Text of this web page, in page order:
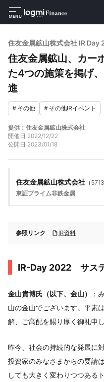
MENU
住友金属鉱山株式会社 IR Day
住友金属鉱山、カー
た4つの施策を掲げ
進
# その他 # その他IRイベント
提供：住友金属鉱山株式会社
開催日 2022/12/22
公開日 2023/01/18
住友金属鉱山株式会社 （ 5713
東証プライム非鉄金属
参照リンク IR資料
IR-Day 2022 サス
金山貴博氏（以下、金山）
：
山の金山でございます。平素
解、ご高配を賜り厚く御礼申し
昨今、社会の持続的な発展に
投資家のみなさまからの要請
しても大きく変わりつつある